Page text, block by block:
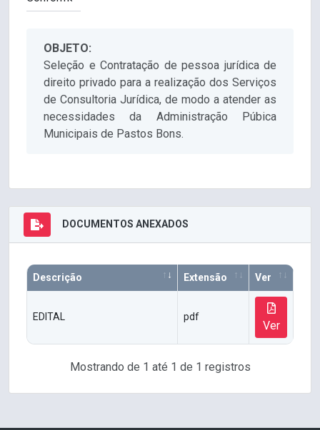
OBJETO:
Seleção e Contratação de pessoa jurídica de
direito privado para a realização dos Serviços
de Consultoria Jurídica, de modo a atender as
necessidades da Administração Púbica
Municipais de Pastos Bons.
DOCUMENTOS ANEXADOS
Descrição Extensão Ver
EDITAL pdf
Ver
Mostrando de 1 até 1 de 1 registros